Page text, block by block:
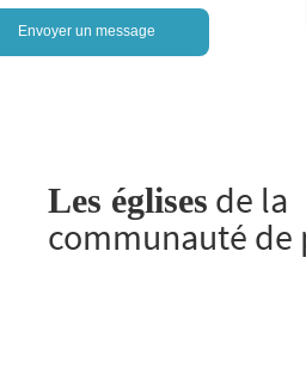
Envoyer un message
Les églises de la
communauté de